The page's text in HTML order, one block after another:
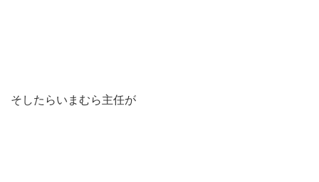
そしたらいまむら主任が